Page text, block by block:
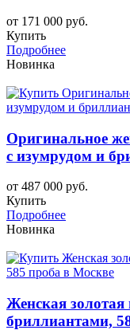
от 171 000 руб.
Купить
Подробнее
Новинка
Оригинальное
с изумрудом и
от 487 000 руб.
Купить
Подробнее
Новинка
Женская золотая
бриллиантами,